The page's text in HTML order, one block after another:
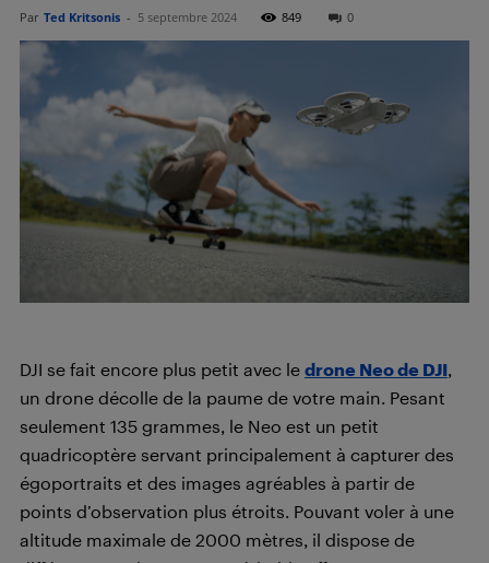
Par Ted Kritsonis - 5 septembre 2024 849 0
DJI se fait encore plus petit avec le drone Neo de DJI,
un drone décolle de la paume de votre main. Pesant
seulement 135 grammes, le Neo est un petit
quadricoptère servant principalement à capturer des
égoportraits et des images agréables à partir de
points d’observation plus étroits. Pouvant voler à une
altitude maximale de 2000 mètres, il dispose de